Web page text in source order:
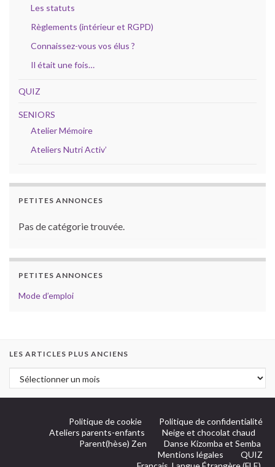
Les statuts
Règlements (intérieur et RGPD)
Connaissez-vous vos élus ?
Il était une fois…
QUIZ
SENIORS
Atelier Mémoire
Ateliers Nutri Activ’
PETITES ANNONCES
Pas de catégorie trouvée.
PETITES ANNONCES
Mode d’emploi
LES ARTICLES PLUS ANCIENS
Politique de cookie
Politique de confidentialité
Ateliers parents-enfants
Neige et chocolat chaud
Parent(hèse) Zen
Danse Kizomba et Semba
Mentions légales
QUIZ